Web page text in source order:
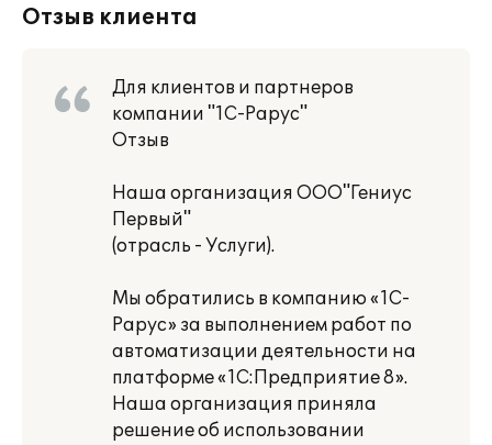
Отзыв клиента
Для клиентов и партнеров
компании "1С-Рарус"
Отзыв
Наша организация ООО"Гениус
Первый"
(отрасль - Услуги).
Мы обратились в компанию «1С-
Рарус» за выполнением работ по
автоматизации деятельности на
платформе «1С:Предприятие 8».
Наша организация приняла
решение об использовании